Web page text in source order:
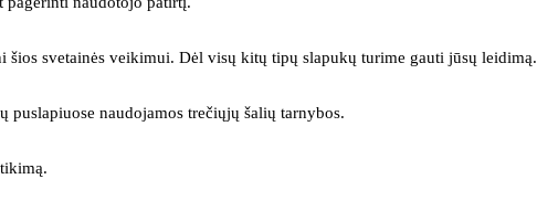
svetainės veikimui. Dėl visų kitų tipų slapukų turime gauti jūsų leidimą.
naudojamos trečiųjų šalių tarnybos.